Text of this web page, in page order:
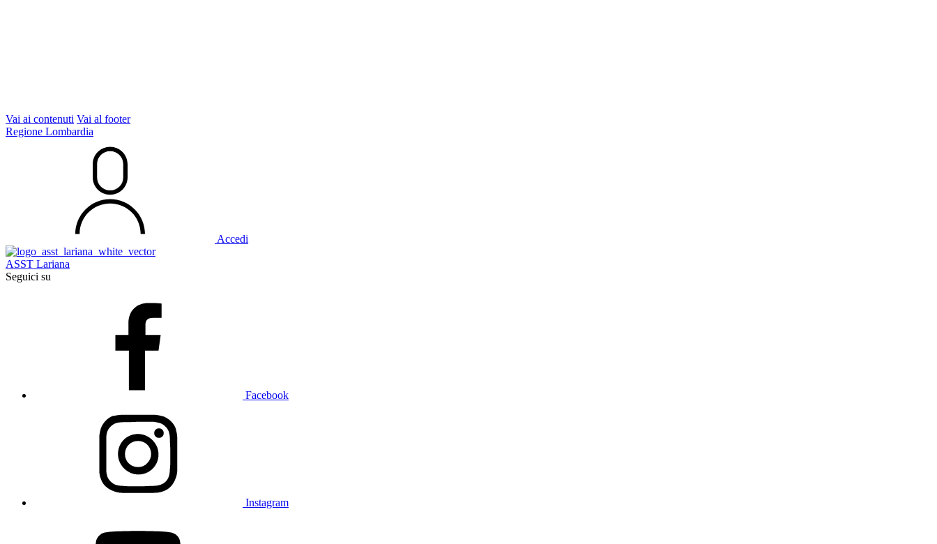
Vai ai contenuti Vai al footer
Regione Lombardia
Accedi
ASST Lariana
Seguici su
Facebook
Instagram